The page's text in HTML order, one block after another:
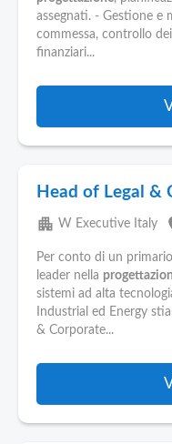
assegnati. - Gestione e
commessa, controllo
finanziari...
Head of Legal &
apartment W Executive Italy
Per conto di un
leader nella
sistemi ad alta
Industrial ed Energy
& Corporate...